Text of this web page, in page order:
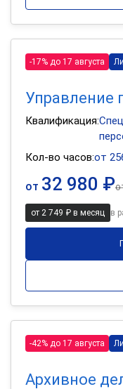
-17% до 17 августа
Управление
Квалификация:
Кол-во часов:от
от 32 980 ₽
от 2 749 ₽ в месяц в
-42% до 17 августа
Архивное